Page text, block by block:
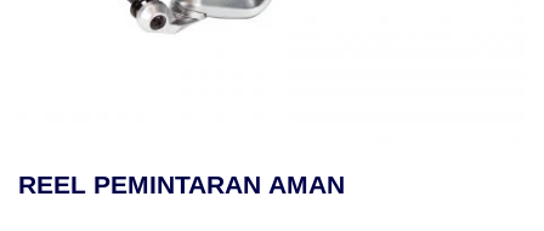
REEL PEMINTARAN AMAN